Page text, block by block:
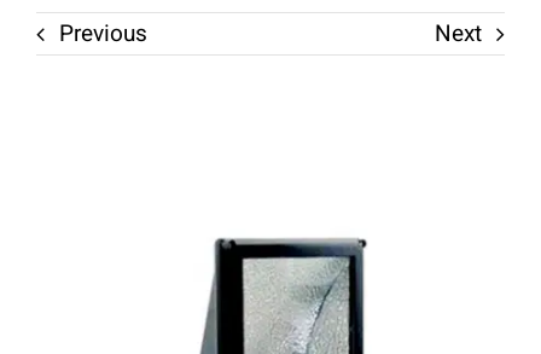
Previous Next